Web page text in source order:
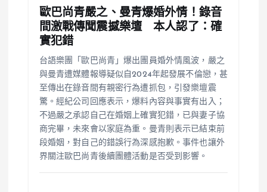
歐巴尚青嚴之、曼青爆婚外情！錄音
間激戰傳聞震撼樂壇 本人認了：確
實犯錯
台語樂團「歐巴尚青」爆出團員婚外情風波，嚴之
與曼青遭媒體報導疑似自2024年起發展不倫戀，甚
至傳出在錄音間有親密行為遭抓包，引發樂壇震
驚。經紀公司回應表示，爆料內容與事實有出入；
不過嚴之承認自己在婚姻上確實犯錯，已與妻子協
商完畢，未來會以家庭為重。曼青則表示已結束前
段婚姻，對自己的錯誤行為深感抱歉。事件也讓外
界關注歐巴尚青後續團體活動是否受到影響。